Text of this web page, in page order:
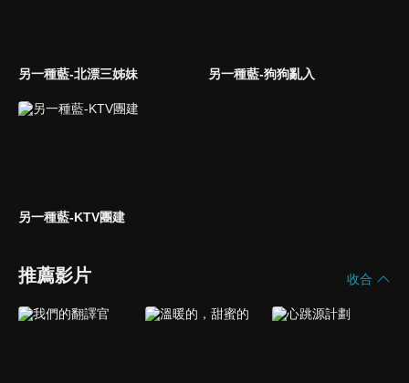
另一種藍-北漂三姊妹 另一種藍-狗狗亂入
另一種藍-KTV團建
推薦影片 收合